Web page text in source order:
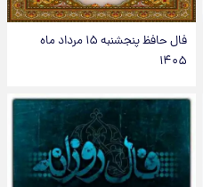
فال حافظ پنجشنبه ۱۵ مرداد ماه
۱۴۰۵